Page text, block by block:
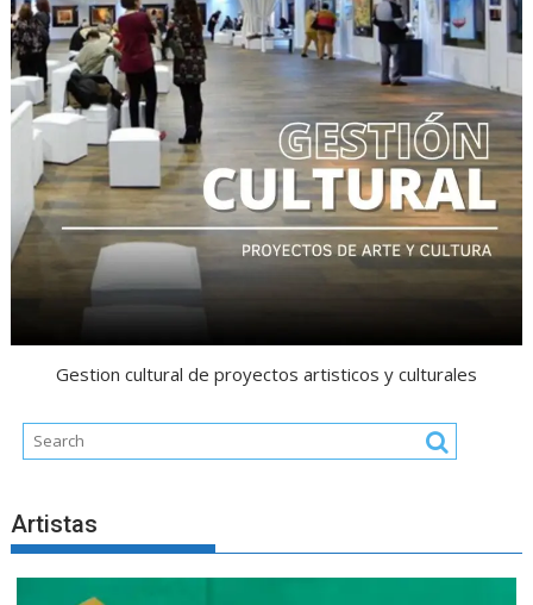
Gestion cultural de proyectos artisticos y culturales
Artistas